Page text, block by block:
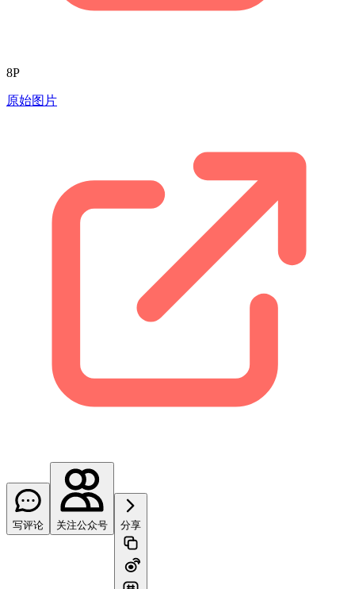
8P
原始图片
写评论 关注公众号 分享